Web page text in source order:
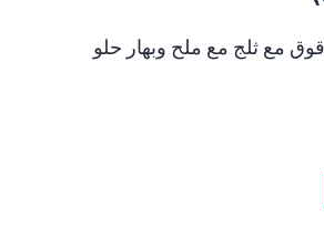
مع ثلج مع ملح وبهار حلو